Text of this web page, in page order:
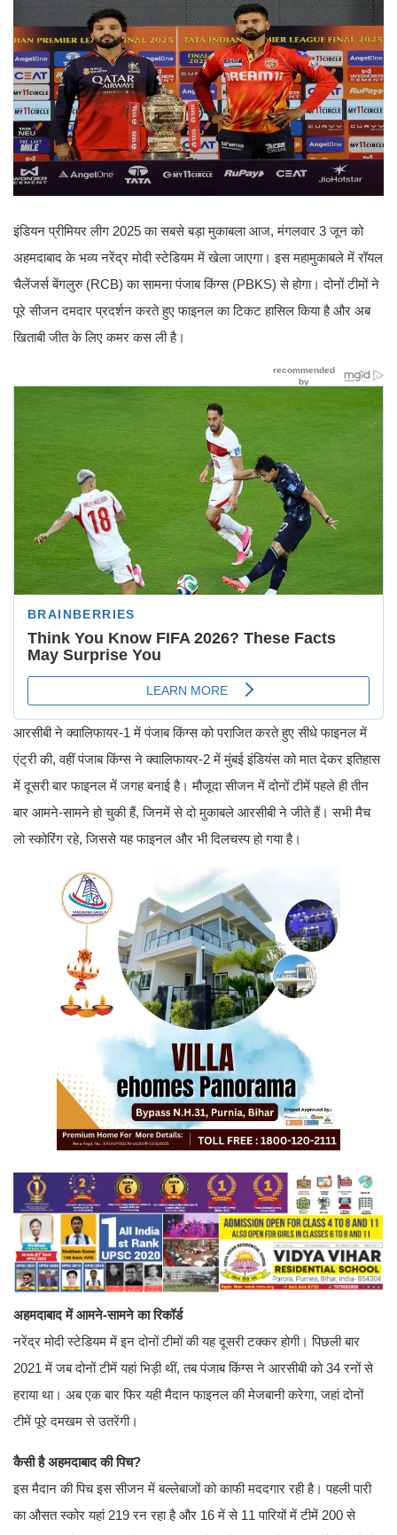
इंडियन प्रीमियर लीग 2025 का सबसे बड़ा मुकाबला आज, मंगलवार 3 जून को
अहमदाबाद के भव्य नरेंद्र मोदी स्टेडियम में खेला जाएगा। इस महामुकाबले में रॉयल
चैलेंजर्स बेंगलुरु (RCB) का सामना पंजाब किंग्स (PBKS) से होगा। दोनों टीमों ने
पूरे सीजन दमदार प्रदर्शन करते हुए फाइनल का टिकट हासिल किया है और अब
खिताबी जीत के लिए कमर कस ली है।
आरसीबी ने क्वालिफायर-1 में पंजाब किंग्स को पराजित करते हुए सीधे फाइनल में
एंट्री की, वहीं पंजाब किंग्स ने क्वालिफायर-2 में मुंबई इंडियंस को मात देकर इतिहास
में दूसरी बार फाइनल में जगह बनाई है। मौजूदा सीजन में दोनों टीमें पहले ही तीन
बार आमने-सामने हो चुकी हैं, जिनमें से दो मुकाबले आरसीबी ने जीते हैं। सभी मैच
लो स्कोरिंग रहे, जिससे यह फाइनल और भी दिलचस्प हो गया है।
अहमदाबाद में आमने-सामने का रिकॉर्ड
नरेंद्र मोदी स्टेडियम में इन दोनों टीमों की यह दूसरी टक्कर होगी। पिछली बार
2021 में जब दोनों टीमें यहां भिड़ी थीं, तब पंजाब किंग्स ने आरसीबी को 34 रनों से
हराया था। अब एक बार फिर यही मैदान फाइनल की मेजबानी करेगा, जहां दोनों
टीमें पूरे दमखम से उतरेंगी।
कैसी है अहमदाबाद की पिच?
इस मैदान की पिच इस सीजन में बल्लेबाजों को काफी मददगार रही है। पहली पारी
का औसत स्कोर यहां 219 रन रहा है और 16 में से 11 पारियों में टीमें 200 से